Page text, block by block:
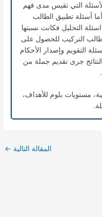
(25%)، أما الأسئلة التي تقيس مدى فهم
نسبتها (36%)، أما أسئلة تطبيق الطالب
نسبتها (17%)، أما اسئلة التحليل فكانت نسبتها
التركيب للحصول على
(5%)، أما أسئلة التقويم وإصدار الأحكام
هذه النتائج جرى تقديم جملة من
مستويات بلوم للأهداف،
المقالة التالية ←